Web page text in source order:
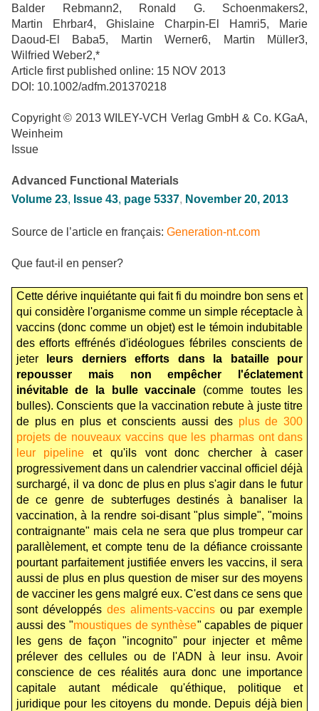
Balder Rebmann2, Ronald G. Schoenmakers2,
Martin Ehrbar4, Ghislaine Charpin-El Hamri5, Marie
Daoud-El Baba5, Martin Werner6, Martin Müller3,
Wilfried Weber2,*
Article first published online: 15 NOV 2013
DOI: 10.1002/adfm.201370218
Copyright © 2013 WILEY-VCH Verlag GmbH & Co. KGaA,
Weinheim
Issue
Advanced Functional Materials
Volume 23, Issue 43, page 5337, November 20, 2013
Source de l’article en français: Generation-nt.com
Que faut-il en penser?
Cette dérive inquiétante qui fait fi du moindre bon sens et
qui considère l'organisme comme un simple réceptacle à
vaccins (donc comme un objet) est le témoin indubitable
des efforts effrénés d'idéologues fébriles conscients de
jeter
leurs derniers efforts dans la bataille pour
repousser mais non empêcher l'éclatement
inévitable de la bulle vaccinale (comme toutes les
bulles). Conscients que la vaccination rebute à juste titre
de plus en plus et conscients aussi des plus de 300
projets de nouveaux vaccins que les pharmas ont dans
leur pipeline et qu'ils vont donc chercher à caser
progressivement dans un calendrier vaccinal officiel déjà
surchargé, il va donc de plus en plus s'agir dans le futur
de ce genre de subterfuges destinés à banaliser la
vaccination, à la rendre soi-disant "plus simple", "moins
contraignante" mais cela ne sera que plus trompeur car
parallèlement, et compte tenu de la défiance croissante
pourtant parfaitement justifiée envers les vaccins, il sera
aussi de plus en plus question de miser sur des moyens
de vacciner les gens malgré eux. C'est dans ce sens que
sont développés des aliments-vaccins ou par exemple
aussi des "moustiques de synthèse" capables de piquer
les gens de façon "incognito" pour injecter et même
prélever des cellules ou de l'ADN à leur insu. Avoir
conscience de ces réalités aura donc une importance
capitale autant médicale qu'éthique, politique et
juridique pour les citoyens du monde. Depuis déjà bien